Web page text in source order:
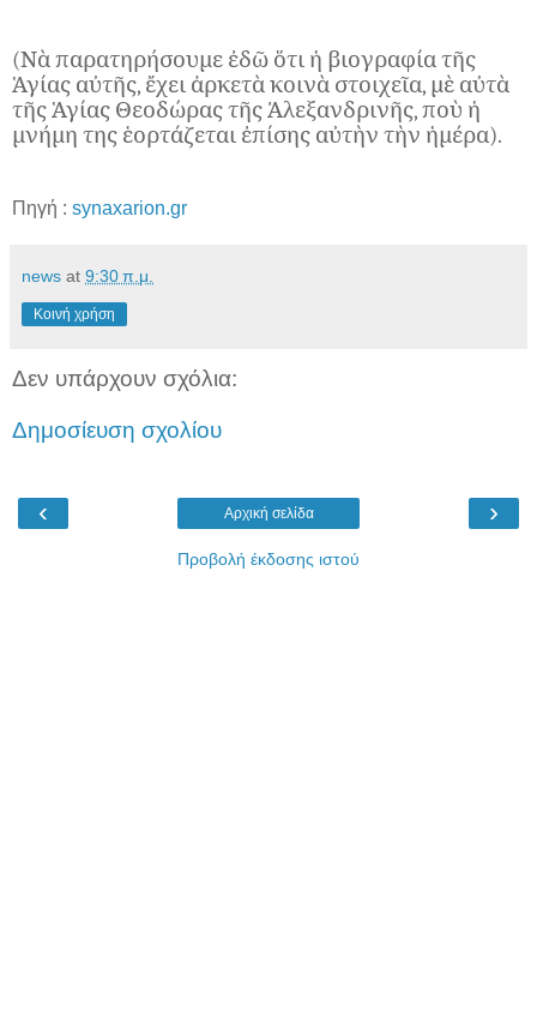
(Νὰ παρατηρήσουμε ἐδῶ ὅτι ἡ βιογραφία τῆς
Ἁγίας αὐτῆς, ἔχει ἀρκετὰ κοινὰ στοιχεῖα, μὲ αὐτὰ
τῆς Ἁγίας Θεοδώρας τῆς Ἀλεξανδρινῆς, ποὺ ἡ
μνήμη της ἑορτάζεται ἐπίσης αὐτὴν τὴν ἡμέρα).
Πηγή : synaxarion.gr
news at 9:30 π.μ.
Κοινή χρήση
Δεν υπάρχουν σχόλια:
Δημοσίευση σχολίου
‹ ›
Αρχική σελίδα
Προβολή έκδοσης ιστού